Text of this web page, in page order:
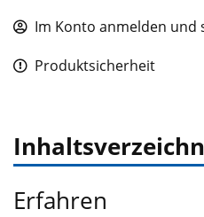
Im Konto anmelden und
Produktsicherheit
Erfahren